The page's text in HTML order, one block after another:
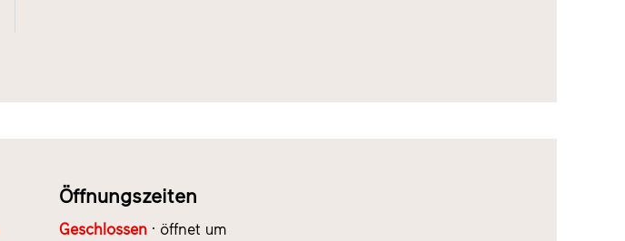
Öffnungszeiten
Geschlossen
öffnet um